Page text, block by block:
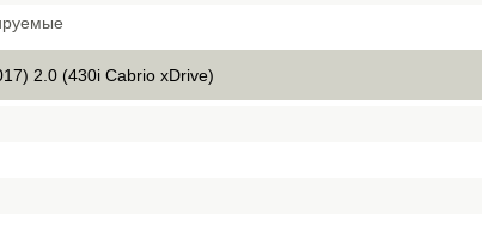
2.0 (430i Cabrio xDrive)